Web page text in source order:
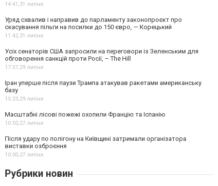
14:41,31 липня
Уряд схвалив і направив до парламенту законопроєкт про
скасування пільги на посилки до 150 євро, — Корецький
11:42,31 липня
Усіх сенаторів США запросили на переговори із Зеленським для
обговорення санкцій проти Росії, – The Hill
17:57,29 липня
Іран уперше після паузи Трампа атакував ракетами американську
базу
15:23,29 липня
Масштабні лісові пожежі охопили Францію та Іспанію
10:50,27 липня
Після удару по полігону на Київщині затримали організатора
виставки озброєння
10:00,27 липня
Рубрики новин